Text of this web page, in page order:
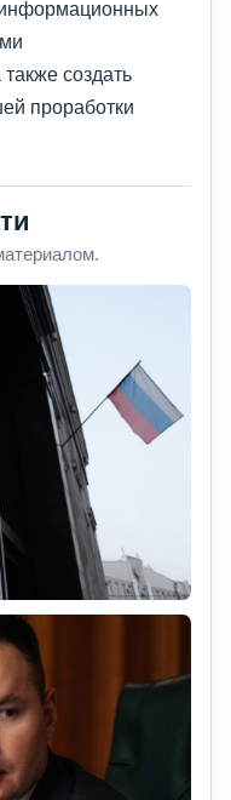
создать
проработки